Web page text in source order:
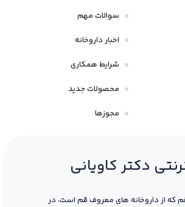
سوالات مهم
اخبار داروخانه
شرایط همکاری
محصولات جدید
مجوزها
دکتر کاویانی
قم که از داروخانه های معروف قم است، در